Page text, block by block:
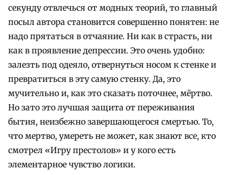
секунду отвлечься от модных теорий, то главный
посыл автора становится совершенно понятен: не
надо прятаться в отчаяние. Ни как в страсть, ни
как в проявление депрессии. Это очень удобно:
залезть под одеяло, отвернуться носом к стенке и
превратиться в эту самую стенку. Да, это
мучительно и, как это сказать поточнее, мёртво.
Но зато это лучшая защита от переживания
бытия, неизбежно завершающегося смертью. То,
что мертво, умереть не может, как знают все, кто
смотрел «Игру престолов» и у кого есть
элементарное чувство логики.